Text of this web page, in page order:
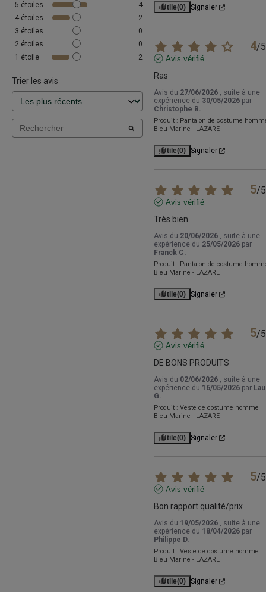
5 étoiles
4
4 étoiles
2
3 étoiles
0
2 étoiles
0
1 étoile 2
Trier les avis
Utile(0) Signaler
4/5
Avis vérifié
Ras
Avis du 27/06/2026 , suite à une
expérience du 30/05/2026 par
Christophe B.
Produit : Pantalon de costume
Bleu Marine - LAZARE
Utile(0) Signaler
5/5
Avis vérifié
Très bien
Avis du 20/06/2026 , suite à une
expérience du 25/05/2026 par
Franck C.
Produit : Pantalon de costume
Bleu Marine - LAZARE
Utile(0) Signaler
5/5
Avis vérifié
DE BONS PRODUITS
Avis du 02/06/2026 , suite à une
expérience du 16/05/2026 par
G.
Produit : Veste de costume homme
Bleu Marine - LAZARE
Utile(0) Signaler
5/5
Avis vérifié
Bon rapport qualité/prix
Avis du 19/05/2026 , suite à une
expérience du 18/04/2026 par
Philippe D.
Produit : Veste de costume homme
Bleu Marine - LAZARE
Utile(0) Signaler